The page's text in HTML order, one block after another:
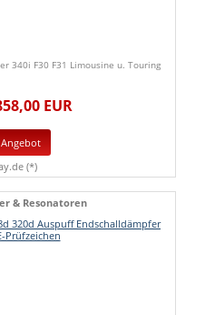
340i F30 F31 Limousine u. Touring
EUR
(*)
& Resonatoren